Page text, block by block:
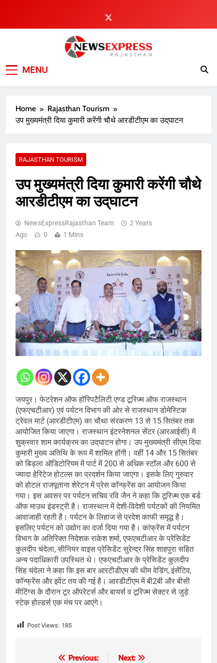
content
MENU
Home
Rajasthan Tourism
उप मुख्यमंत्री दिया कुमारी करेंगी चौथे आरडीटीएम का उद्‌घाटन
RAJASTHAN TOURISM
उप मुख्यमंत्री दिया कुमारी करेंगी चौथे
आरडीटीएम का उद्‌घाटन
NewsExpressRajasthan Team
2 Years
Ago
0 1 Mins
जयपुर। फेटरेशन ऑफ हॉरिपटैलिटी एण्ड टूरिज्म ऑफ राजस्थान
(एफएचटीआर) एवं पर्यटन विभाग की ओर से राजस्थान डोमेस्टिक
ट्रेवल मार्ट (आरडीटीएम) का चौथा संरकरण 13 से 15 सितंबर तक
आयोजित किया जाएगा। राजस्थान इंटरनेशनल सेंटर (आरआईसी) में
शुक्रवार शाम कार्यक्रम का उद्‌घाटन होगा। उप मुख्यमंत्री सीएम दिया
कुमारी मुख्य अतिथि के रूप में शामिल होंगी। वहीं 14 और 15 सितंबर
को बिड़ला ऑडिटोरियम में पार्ट में 200 से अधिक स्टॉल और 600 से
ज्यादा हेरिटेज होटल्स का प्रदर्शन किया जाएगा। इसके लिए गुरुवार
को होटल राजपूताना शेरेटन में प्रेस कॉन्फ्रेंस का आयोजन किया
गया। इस अवसर पर पर्यटन सचिव रवि जैन ने कहा कि टूरिज्म एक बर्ड
ऑफ माउथ इंडस्ट्री है। राजस्थान में देशी-विदेशी पर्यटकों की नियमित
आवाजाही रहती है। पर्यटन के लिहाज से प्रदेश काफी समृद्ध है।
इसलिए पर्यटन को उद्योग का दर्जा दिया गया है। कांफ्रेंस में पर्यटन
विभाग के अतिरिक्त निदेशक राकेश शर्मा, एफएचटीआर के प्रेसिडेंट
कुलदीप चंदेला, सीनियर वाइस प्रेसिडेंट सुरेन्द्र सिंह शाहपुरा सहित
अन्य पदाधिकारी उपस्थित थे। एफएचटीआर के प्रेसिडेंट कुलदीप
सिंह चंदेला ने कहा कि इस बार आरटीडीएम की थीम वेडिंग, इंसेंटिव,
कॉन्फ्रेंस और इवेंट तय की गई है। आरडीटीएम में बी2बी और बीसी
मीटिंग्स के दौरान टूर ऑपरेटर्स और बायर्स व टूरिज्म सेक्टर से जुड़े
स्टेक होल्डर्स एक मंच पर आएंगे।
Post Views: 185
Previous:
Next: